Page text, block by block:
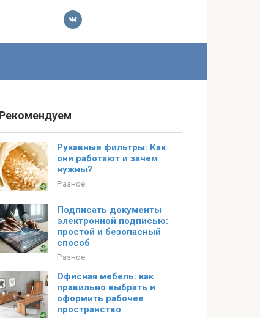
Рекомендуем
Рукавные фильтры: Как
они работают и зачем
нужны?
Разное
Подписать документы
электронной подписью:
простой и безопасный
способ
Разное
Офисная мебель: как
правильно выбрать и
оформить рабочее
пространство